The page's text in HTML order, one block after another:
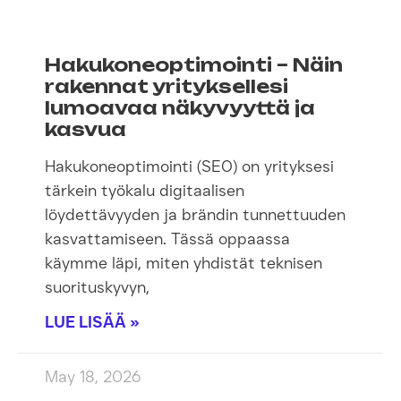
Hakukoneoptimointi – Näin
rakennat yrityksellesi
lumoavaa näkyvyyttä ja
kasvua
Hakukoneoptimointi (SEO) on yrityksesi
tärkein työkalu digitaalisen
löydettävyyden ja brändin tunnettuuden
kasvattamiseen. Tässä oppaassa
käymme läpi, miten yhdistät teknisen
suorituskyvyn,
LUE LISÄÄ »
May 18, 2026